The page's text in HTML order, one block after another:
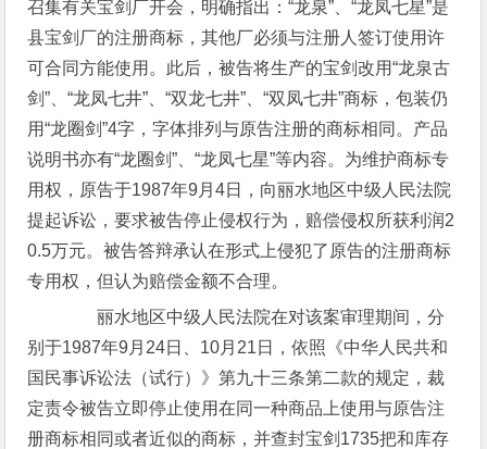
召集有关宝剑厂开会，明确指出：“龙泉”、“龙凤七星”是
县宝剑厂的注册商标，其他厂必须与注册人签订使用许
可合同方能使用。此后，被告将生产的宝剑改用“龙泉古
剑”、“龙凤七井”、“双龙七井”、“双凤七井”商标，包装仍
用“龙圈剑”4字，字体排列与原告注册的商标相同。产品
说明书亦有“龙圈剑”、“龙凤七星”等内容。为维护商标专
用权，原告于1987年9月4日，向丽水地区中级人民法院
提起诉讼，要求被告停止侵权行为，赔偿侵权所获利润2
0.5万元。被告答辩承认在形式上侵犯了原告的注册商标
专用权，但认为赔偿金额不合理。
丽水地区中级人民法院在对该案审理期间，分
别于1987年9月24日、10月21日，依照《中华人民共和
国民事诉讼法（试行）》第九十三条第二款的规定，裁
定责令被告立即停止使用在同一种商品上使用与原告注
册商标相同或者近似的商标，并查封宝剑1735把和库存